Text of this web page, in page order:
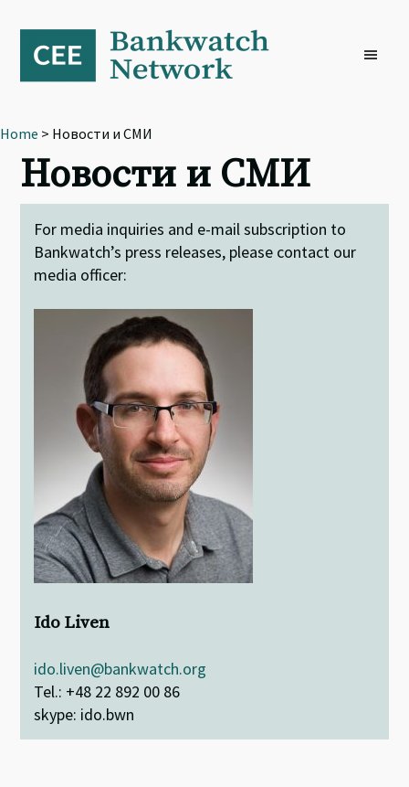
primary
navigation
content
footer
Home > Новости и СМИ
Новости и СМИ
For media inquiries and e-mail subscription to
Bankwatch’s press releases, please contact our
media officer:
Ido Liven
ido.liven@bankwatch.org
Tel.: +48 22 892 00 86
skype: ido.bwn